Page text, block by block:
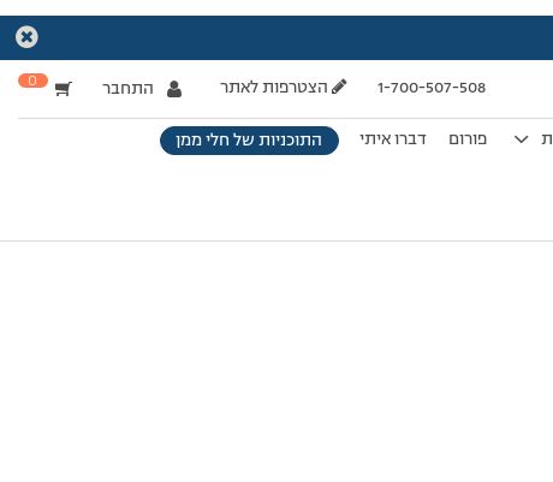
1-700-507-508 הצטרפות לאתר התחבר 0
פורום דברו איתי התוכניות של חלי ממן